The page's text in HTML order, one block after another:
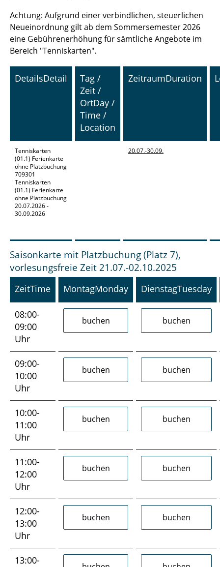
Achtung: Aufgrund einer verbindlichen, steuerlichen
Neueinordnung gilt ab dem Sommersemester 2026
eine Gebührenerhöhung für sämtliche Angebote im
Bereich "Tenniskarten".
DetailsDetail
Tag /
Zeit /
OrtDay /
Time /
Location
ZeitraumDuration
Tenniskarten
(01.1) Ferienkarte
ohne Platzbuchung
709301
Tenniskarten
(01.1) Ferienkarte
ohne Platzbuchung
20.07.2026 -
30.09.2026
20.07.-30.09.
Saisonkarte mit Platzbuchung (Platz 7),
vorlesungsfreie Zeit 21.07.-02.10.2025
ZeitTime MontagMonday DienstagTuesday
08:00-
09:00
Uhr
09:00-
10:00
Uhr
10:00-
11:00
Uhr
11:00-
12:00
Uhr
12:00-
13:00
Uhr
13:00-